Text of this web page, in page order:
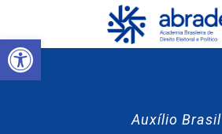
Abrir a barra de ferramentas
Auxílio Brasil